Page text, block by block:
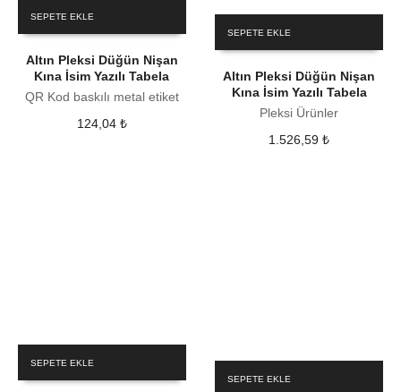
SEPETE EKLE
Altın Pleksi Düğün Nişan
Kına İsim Yazılı Tabela
QR Kod baskılı metal etiket
124,04 ₺
SEPETE EKLE
Altın Pleksi Düğün Nişan
Kına İsim Yazılı Tabela
Pleksi Ürünler
1.526,59₺
SEPETE EKLE
SEPETE EKLE